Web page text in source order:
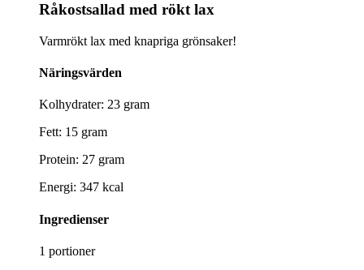
Råkostsallad med rökt lax
Varmrökt lax med knapriga grönsaker!
Näringsvärden
Kolhydrater: 23 gram
Fett: 15 gram
Protein: 27 gram
Energi: 347 kcal
Ingredienser
1 portioner